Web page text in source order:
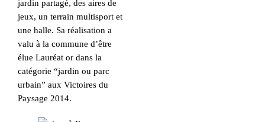
jardin partagé, des aires de
jeux, un terrain multisport et
une halle. Sa réalisation a
valu à la commune d’être
élue Lauréat or dans la
catégorie “jardin ou parc
urbain” aux Victoires du
Paysage 2014.